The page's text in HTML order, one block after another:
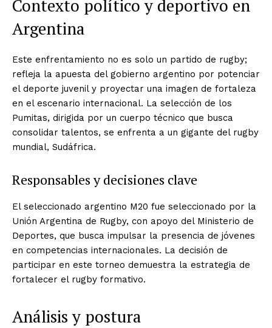
Contexto político y deportivo en
Argentina
Este enfrentamiento no es solo un partido de rugby;
refleja la apuesta del gobierno argentino por potenciar
el deporte juvenil y proyectar una imagen de fortaleza
en el escenario internacional. La selección de los
Pumitas, dirigida por un cuerpo técnico que busca
consolidar talentos, se enfrenta a un gigante del rugby
mundial, Sudáfrica.
Responsables y decisiones clave
El seleccionado argentino M20 fue seleccionado por la
Unión Argentina de Rugby, con apoyo del Ministerio de
Deportes, que busca impulsar la presencia de jóvenes
en competencias internacionales. La decisión de
participar en este torneo demuestra la estrategia de
fortalecer el rugby formativo.
Análisis y postura